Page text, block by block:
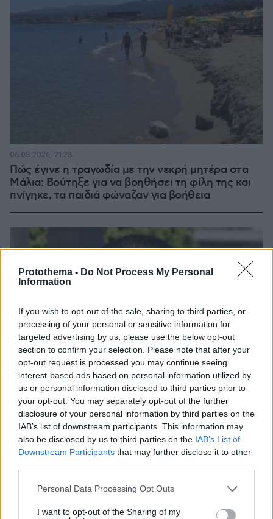
Protothema - Do Not Process My Personal
Information
If you wish to opt-out of the sale, sharing to third parties, or
processing of your personal or sensitive information for
targeted advertising by us, please use the below opt-out
section to confirm your selection. Please note that after your
opt-out request is processed you may continue seeing
interest-based ads based on personal information utilized by
us or personal information disclosed to third parties prior to
your opt-out. You may separately opt-out of the further
disclosure of your personal information by third parties on the
IAB’s list of downstream participants. This information may
also be disclosed by us to third parties on the IAB’s List of
Downstream Participants that may further disclose it to other
Please note that this website/app uses one or more Google
not limited to your visit or usage behaviour. You may click to
Personal Data Processing Opt Outs
I want to opt-out of the Sharing of my
Πώς έγινε η τραγωδία με την νεκρή μητέρα στα
Μάλια: Βούτηξε για να βοηθήσει τη φίλη της και
πνίγηκε, τα παιδιά φώναζαν για βοήθεια
06.08.2026, 21:23
Χρίστος Κούγιας: Η προσωπική μου ζωή δεν
06.08.2026, 22:24